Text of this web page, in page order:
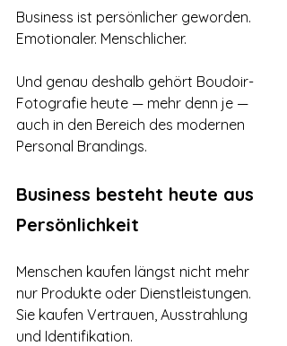
Business ist persönlicher geworden.
Emotionaler. Menschlicher.
Und genau deshalb gehört Boudoir-
Fotografie heute — mehr denn je —
auch in den Bereich des modernen
Personal Brandings.
Business besteht heute aus
Persönlichkeit
Menschen kaufen längst nicht mehr
nur Produkte oder Dienstleistungen.
Sie kaufen Vertrauen, Ausstrahlung
und Identifikation.